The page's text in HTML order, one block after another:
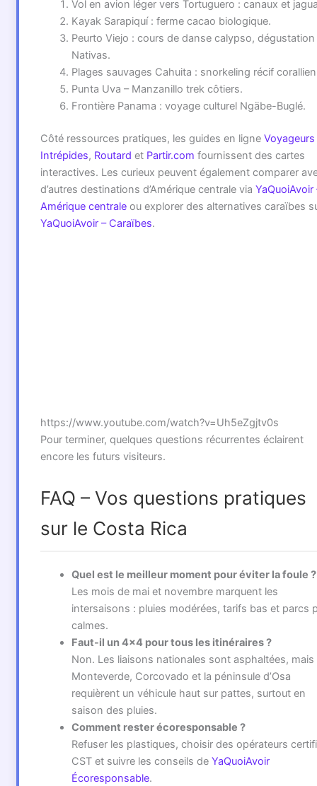
Vol en avion léger vers Tortuguero : canaux et
Kayak Sarapiquí : ferme cacao biologique.
Peurto Viejo : cours de danse calypso, dégustation
Nativas.
Plages sauvages Cahuita : snorkeling récif
Punta Uva – Manzanillo trek côtiers.
Frontière Panama : voyage culturel Ngäbe-Buglé.
Côté ressources pratiques, les guides en ligne Voyageurs
Intrépides, Routard et Partir.com fournissent des cartes
interactives. Les curieux peuvent également comparer
d’autres destinations d’Amérique centrale via YaQuoiAvoir
Amérique centraleou explorer des alternatives caraïbes
YaQuoiAvoir – Caraïbes.
https://www.youtube.com/watch?v=Uh5eZgjtv0s
Pour terminer, quelques questions récurrentes éclairent
encore les futurs visiteurs.
FAQ – Vos questions pratiques
sur le Costa Rica
Quel est le meilleur moment pour éviter la foule ?
Les mois de mai et novembre marquent les
intersaisons : pluies modérées, tarifs bas et parcs
calmes.
Faut-il un 4×4 pour tous les itinéraires ?
Non. Les liaisons nationales sont asphaltées, mais
Monteverde, Corcovado et la péninsule d’Osa
requièrent un véhicule haut sur pattes, surtout en
saison des pluies.
Comment rester écoresponsable ?
Refuser les plastiques, choisir des opérateurs
CST et suivre les conseils de YaQuoiAvoir
Écoresponsable.